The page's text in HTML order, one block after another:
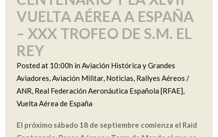
VUELTA AÉREA A ESPAÑA
– XXX TROFEO DE S.M. EL
REY
Posted at 10:00h inAviación Histórica y Grandes
Aviadores,Aviación Militar, Noticias, Rallyes Aéreos /
ANR, Real Federación Aeronáutica Española [RFAE],
Vuelta Aérea de España
El próximo sábado 18 de septiembre comienza el Raid